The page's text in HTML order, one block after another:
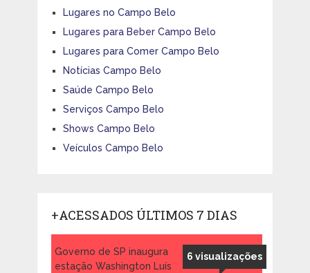
Lugares no Campo Belo
Lugares para Beber Campo Belo
Lugares para Comer Campo Belo
Notícias Campo Belo
Saúde Campo Belo
Serviços Campo Belo
Shows Campo Belo
Veículos Campo Belo
+ACESSADOS ÚLTIMOS 7 DIAS
6 visualizações
Governo de SP inaugura
estação Washington Luís